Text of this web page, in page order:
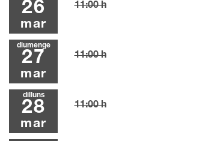
26
mar
11:00 h
diumenge
27
mar
11:00 h
dilluns
28
mar
11:00 h